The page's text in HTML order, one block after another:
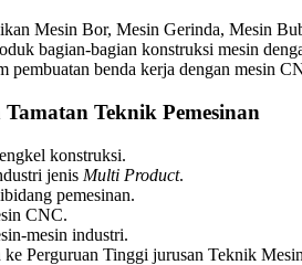
Mesin Bor, Mesin Gerinda, Mesin
bagian-bagian konstruksi mesin
pembuatan benda kerja dengan mesin
Teknik Pemesinan
konstruksi.
jenis Multi Product.
pemesinan.
CNC.
mesin industri.
Perguruan Tinggi jurusan Teknik